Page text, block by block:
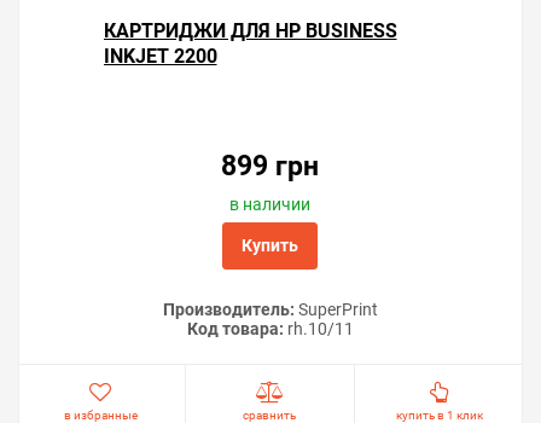
КАРТРИДЖИ ДЛЯ HP BUSINESS
INKJET 2200
899 грн
в наличии
Купить
Производитель: SuperPrint
Код товара: rh.10/11
в избранные сравнить купить в 1 клик